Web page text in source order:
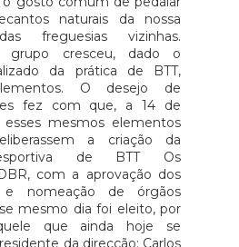
naturais da nossa
freguesias vizinhas.
grupo cresceu, dado o
da prática de BTT,
O desejo de
fez com que, a 14 de
esses mesmos elementos
a criação da
de BTT Os
com a aprovação dos
e nomeação de órgãos
mesmo dia foi eleito, por
que ainda hoje se
da direcção: Carlos